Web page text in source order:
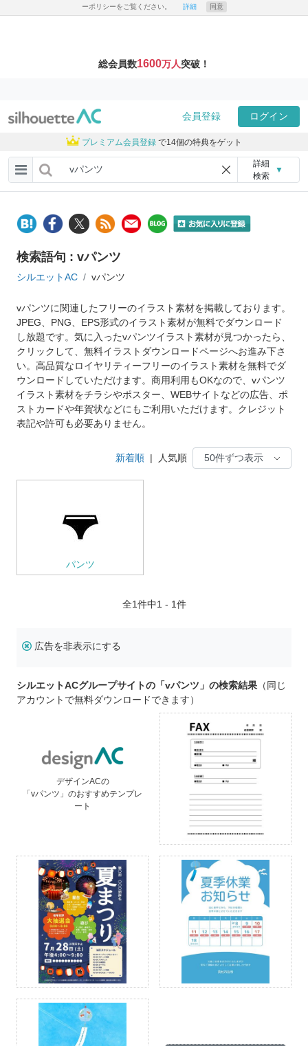
ーポリシーをご覧ください。 詳細 同意
総会員数1600万人突破！
会員登録 ログイン
プレミアム会員登録 で14個の特典をゲット
詳細
検索
▼
検索語句 : vパンツ
シルエットAC vパンツ
vパンツに関連したフリーのイラスト素材を掲載しております。
JPEG、PNG、EPS形式のイラスト素材が無料でダウンロード
し放題です。気に入ったvパンツイラスト素材が見つかったら、
クリックして、無料イラストダウンロードページへお進み下さ
い。高品質なロイヤリティーフリーのイラスト素材を無料でダ
ウンロードしていただけます。商用利用もOKなので、vパンツ
イラスト素材をチラシやポスター、WEBサイトなどの広告、ポ
ストカードや年賀状などにもご利用いただけます。クレジット
表記や許可も必要ありません。
新着順 | 人気順
パンツ
全1件中1 - 1件
広告を非表示にする
シルエットACグループサイトの「vパンツ」の検索結果 （同じ
アカウントで無料ダウンロードできます）
デザインACの
「vパンツ」のおすすめテンプレ
ート